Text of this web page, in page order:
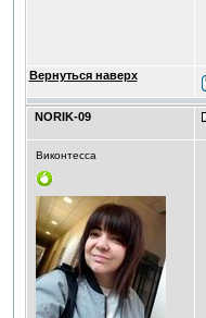
Вернуться наверх
NORIK-09
Виконтесса